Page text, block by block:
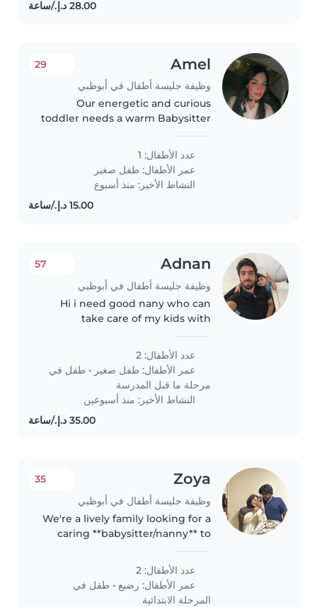
Amel
وظيفة جليسة أطفال في أبوظبي
29
Our energetic and curious
toddler needs a warm Babysitter
and speaks Arabic. Reliable care
in the comfort of our home—let's
connect!
عدد الأطفال: 1
عمر الأطفال: طفل صغير
النشاط الأخير: منذ أسبوع
Adnan
وظيفة جليسة أطفال في أبوظبي
57
Hi i need good nany who can
take care of my kids with
عدد الأطفال: 2
عمر الأطفال: طفل صغير • طفل في
مرحلة ما قبل المدرسة
النشاط الأخير: منذ أسبوعين
Zoya
وظيفة جليسة أطفال في أبوظبي
35
We're a lively family looking for a
caring **babysitter/nanny** to
a playful toddler and a creative
primary schooler. Reliability and
warmth are a must!..
عدد الأطفال: 2
عمر الأطفال: رضيع • طفل في
المرحلة الابتدائية